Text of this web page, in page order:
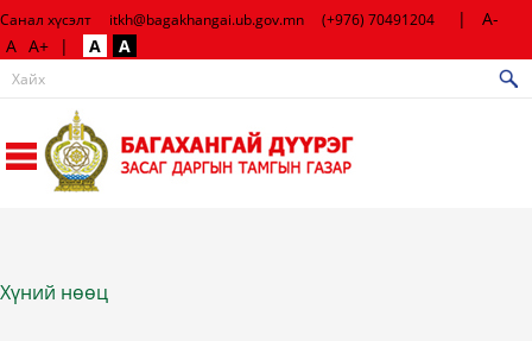
Санал хүсэлт itkh@bagakhangai.ub.gov.mn (+976) 70491204 |
A-
A A+ | A A
Хүний нөөц